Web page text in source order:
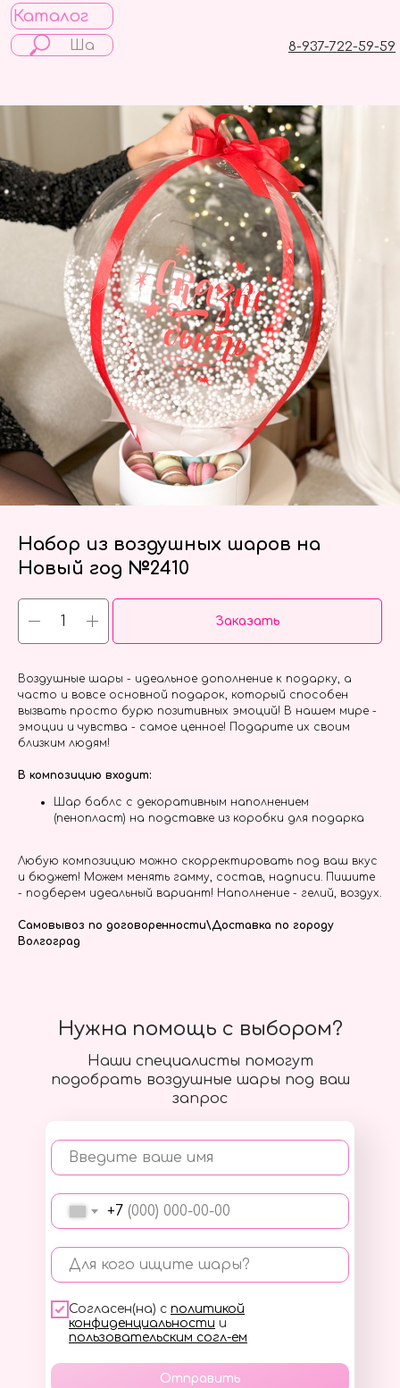
Каталог
8-937-722-59-59
Набор из воздушных шаров на
Новый год №2410
Заказать
Воздушные шары - идеальное дополнение к подарку, а
часто и вовсе основной подарок, который способен
вызвать просто бурю позитивных эмоций! В нашем мире -
эмоции и чувства - самое ценное! Подарите их своим
близким людям!
В композицию входит:
Шар баблс с декоративным наполнением
(пенопласт) на подставке из коробки для подарка
Любую композицию можно скорректировать под ваш вкус
и бюджет! Можем менять гамму, состав, надписи. Пишите
- подберем идеальный вариант! Наполнение - гелий, воздух.
Самовывоз по договоренности\Доставка по городу
Волгоград
Наши специалисты помогут
подобрать воздушные шары под ваш
запрос
Введите ваше имя
+7
Для кого ищите шары?
Согласен(на) с политикой
конфиденциальности и
пользовательским согл-ем
Отправить
Нужна помощь с выбором?